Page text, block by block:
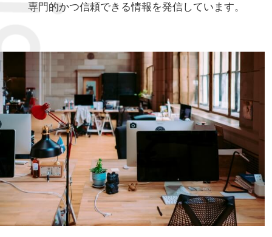
専門的かつ信頼できる情報を発信しています。